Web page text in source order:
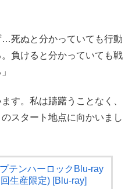
…死ぬと分かっていても行動
負けると分かっていても戦
す。私は躊躇うことなく、
スタート地点に向かいまし
テンハーロックBlu-ray
生産限定) [Blu-ray]